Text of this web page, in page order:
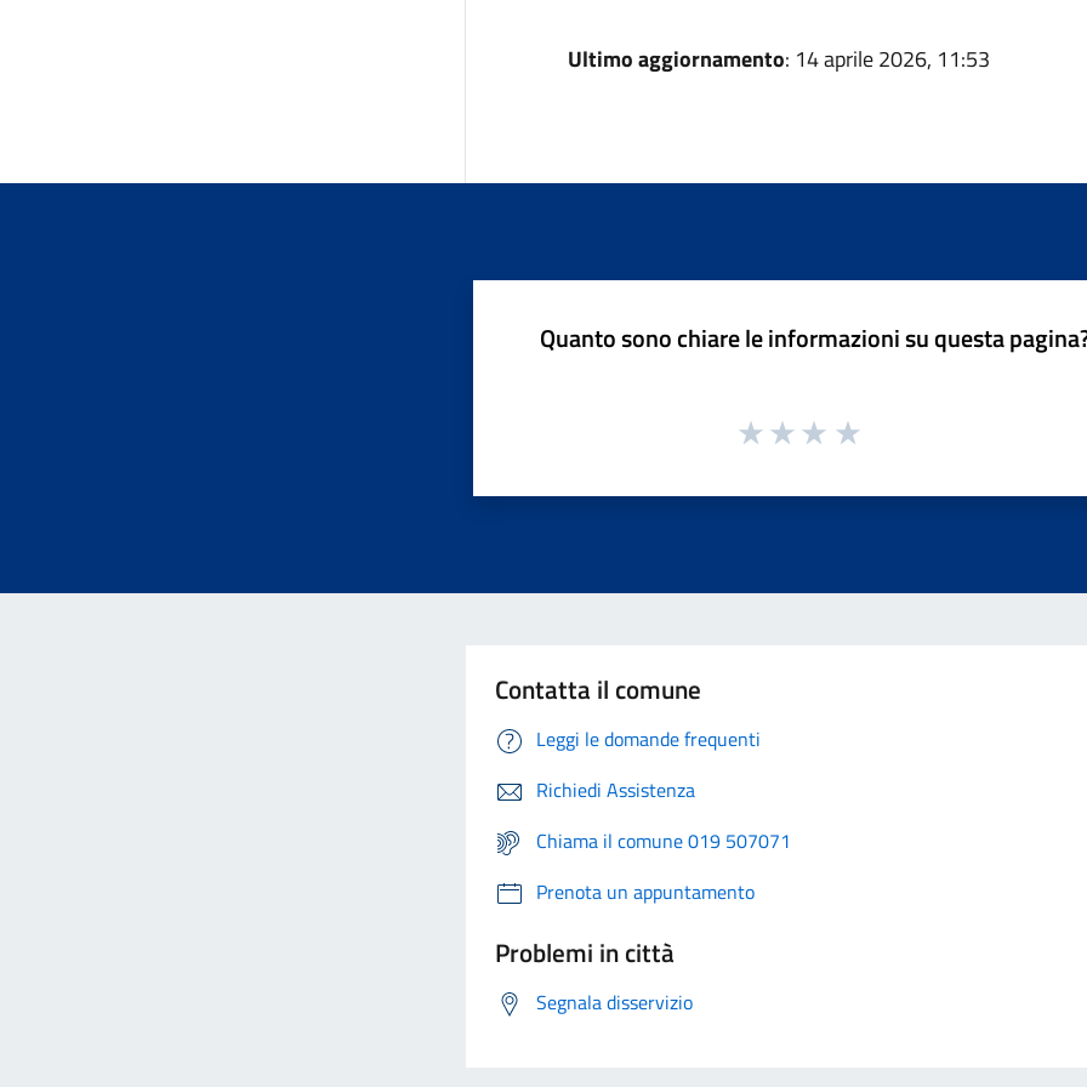
Ultimo aggiornamento: 14 aprile 2026, 11:53
Quanto sono chiare le informazioni su questa
Contatta il comune
Leggi le domande frequenti
Richiedi Assistenza
Chiama il comune 019 507071
Prenota un appuntamento
Problemi in città
Segnala disservizio